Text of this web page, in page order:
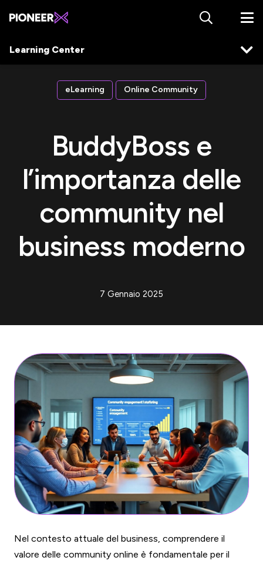
Learning Center
eLearning Online Community
BuddyBoss e
l’importanza delle
community nel
business moderno
7 Gennaio 2025
Nel contesto attuale del business, comprendere il
valore delle community online è fondamentale per il